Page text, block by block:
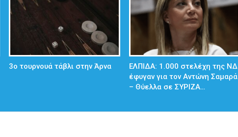
3ο τουρνουά τάβλι στην Άρνα
ΕΛΠΙΔΑ: 1.000 στελέχη της ΝΔ
έφυγαν για τον Αντώνη Σαμαρά
– Θύελλα σε ΣΥΡΙΖΑ…